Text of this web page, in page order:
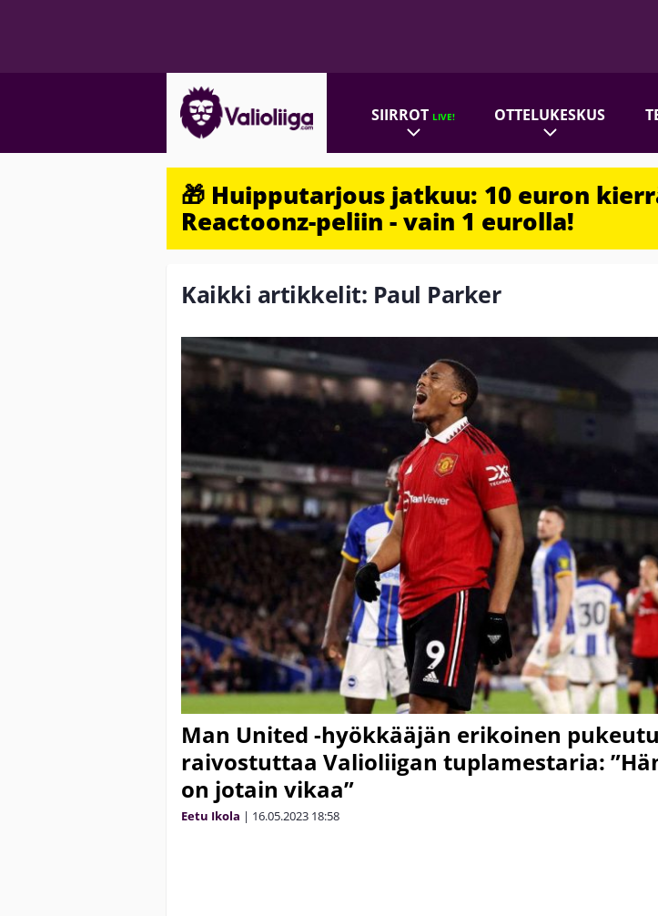
SIIRROTLIVE! OTTELUKESKUS
🎁 Huipputarjous jatkuu: 10 euron
Reactoonz-peliin - vain 1 eurolla!
Kaikki artikkelit: Paul Parker
Man United -hyökkääjän erikoinen
raivostuttaa Valioliigan tuplamestaria:
on jotain vikaa”
Eetu Ikola | 16.05.2023 18:58